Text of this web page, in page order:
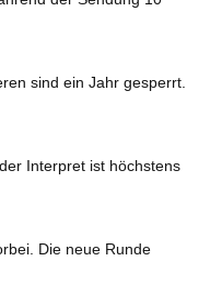
sind ein Jahr gesperrt.
Interpret ist höchstens
Die neue Runde